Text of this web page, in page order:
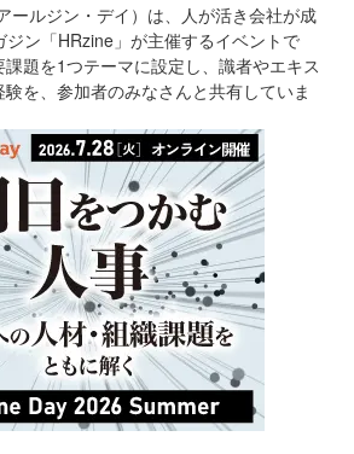
ールジン・デイ）は、人が活き会社が成
ン「HRzine」が主催するイベントで
題を1つテーマに設定し、識者やエキス
を、参加者のみなさんと共有していま